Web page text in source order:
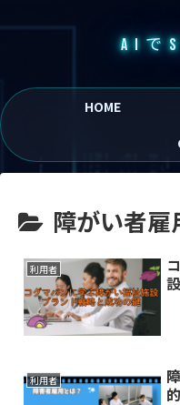
AIで
HOME
障がい者雇
利用者
利用者